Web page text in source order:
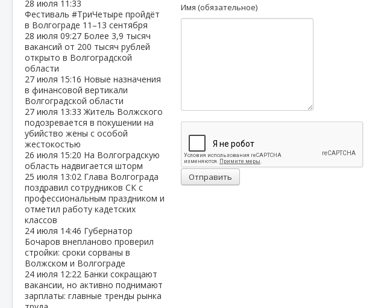
28 июля 11:33
Фестиваль #ТриЧетыре пройдёт
в Волгограде 11–13 сентября
28 июля 09:27 Более 3,9 тысяч
вакансий от 200 тысяч рублей
открыто в Волгоградской
области
27 июля 15:16 Новые назначения
в финансовой вертикали
Волгоградской области
27 июля 13:33Житель Волжского
подозревается в покушении на
убийство жены с особой
жестокостью
26 июля 15:20 На Волгоградскую
область надвигается шторм
25 июля 13:02 Глава Волгограда
поздравил сотрудников СК с
профессиональным праздником и
отметил работу кадетских
классов
24 июля 14:46 Губернатор
Бочаров внепланово проверил
стройки: сроки сорваны в
Волжском и Волгограде
24 июля 12:22 Банки сокращают
вакансии, но активно поднимают
зарплаты: главные тренды рынка
Имя (обязательное)
Отправить